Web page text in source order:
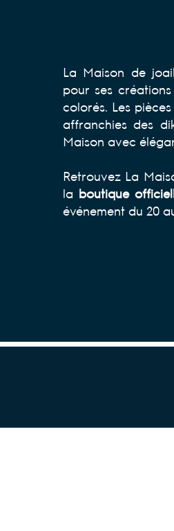
La Maison de
pour ses
colorés. Les
affranchies des
Maison avec
Retrouvez La
la boutique
événement du 20